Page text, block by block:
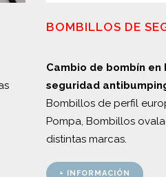
BOMBILLOS DE
Cambio de bombín
seguridad
Bombillos de perfil
Pompa, Bombillos
distintas marcas.
+ INFORMACIÓN